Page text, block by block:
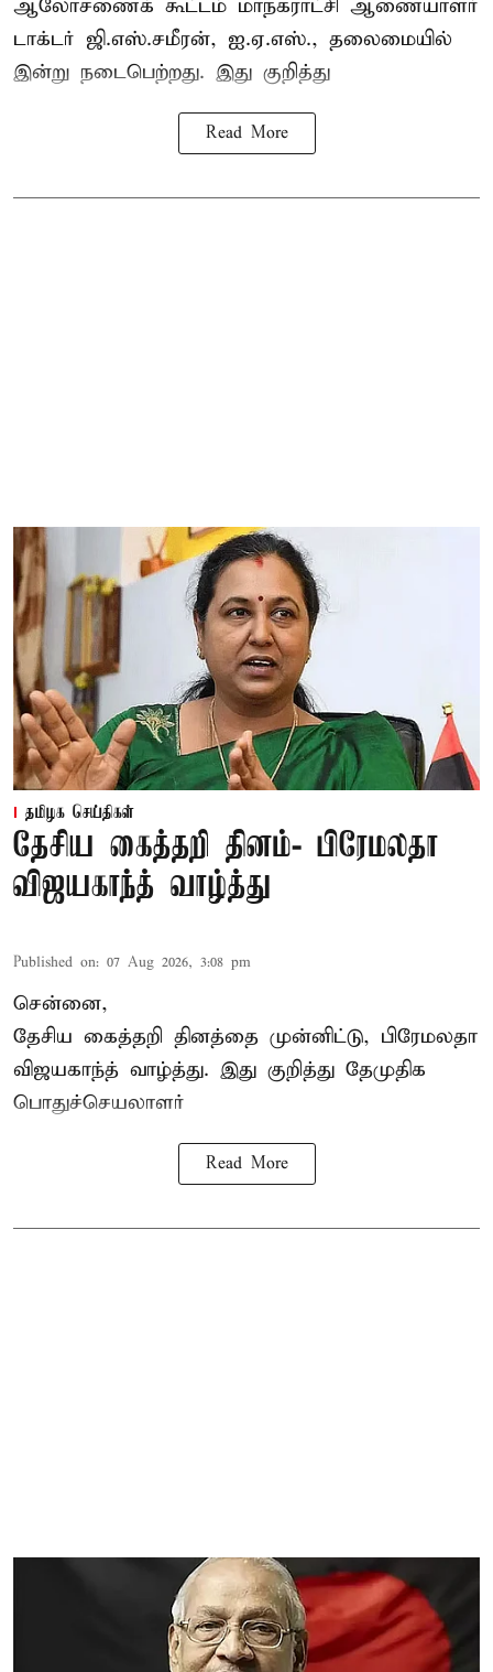
ஆலோசணைக் கூட்டம் மாநகராட்சி ஆணையாளர்
டாக்டர் ஜி.எஸ்.சமீரன், ஐ.ஏ.எஸ்., தலைமையில்
இன்று நடைபெற்றது. இது குறித்து
Read More
தமிழக செய்திகள்
தேசிய கைத்தறி தினம்- பிரேமலதா
விஜயகாந்த் வாழ்த்து
Published on: 07 Aug 2026, 3:08 pm
சென்னை,
தேசிய கைத்தறி தினத்தை முன்னிட்டு, பிரேமலதா
விஜயகாந்த் வாழ்த்து. இது குறித்து தேமுதிக
பொதுச்செயலாளர்
Read More